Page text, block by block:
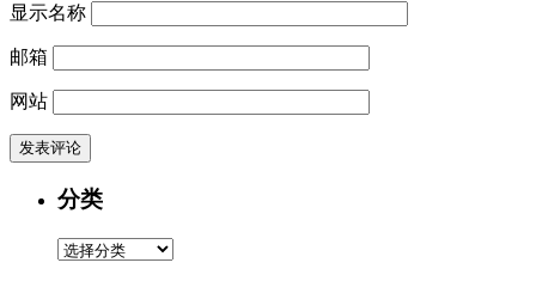
显示名称
邮箱
网站
分类
分